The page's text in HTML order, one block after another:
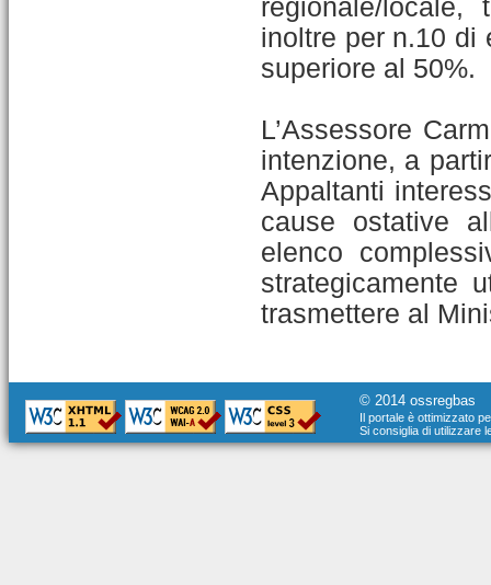
regionale/locale,
inoltre per n.10 di
superiore al 50%.
L’Assessore
intenzione, a
Appaltanti
cause ostative
elenco
strategicamente
trasmettere al
© 2014 ossregbas
Il portale è ottimizzato
Si consiglia di utilizzare